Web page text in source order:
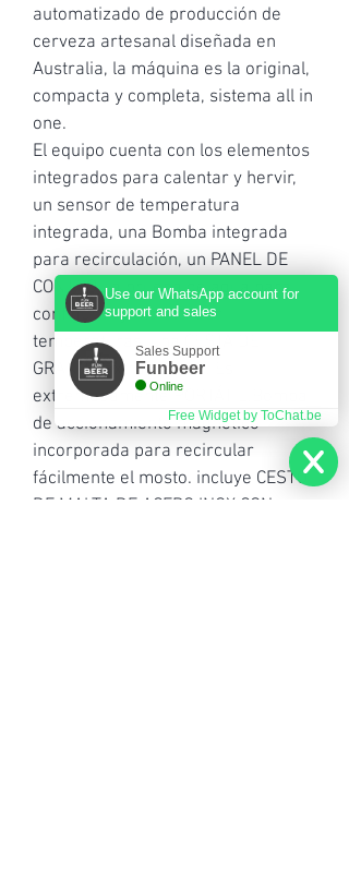
automatizado de producción de
cerveza artesanal diseñada en
Australia, la máquina es la original,
compacta y completa, sistema all in
one.
El equipo cuenta con los elementos
integrados para calentar y hervir,
un sensor de temperatura
integrada, una Bomba integrada
para recirculación, un PANEL DE
CONTROL a prueba de agua para
configurar y monitorear
temperaturas, una CESTA DE
GRANOS extraíble, etc. Es
extremadamente PORTÁTIL.Bomba
de accionamiento magnético
incorporada para recircular
fácilmente el mosto. incluye CESTO
DE MALTA DE ACERO INOX CON
Use our WhatsApp account for
support and sales
Sales Support
Funbeer
Online
Free Widget by ToChat.be